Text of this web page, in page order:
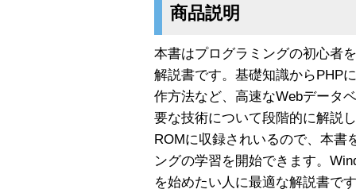
商品説明
本書はプログラミングの初心者
解説書です。基礎知識からPHP
作方法など、高速なWebデータ
要な技術について段階的に解説
ROMに収録されいるので、本書
ングの学習を開始できます。
を始めたい人に最適な解説書で